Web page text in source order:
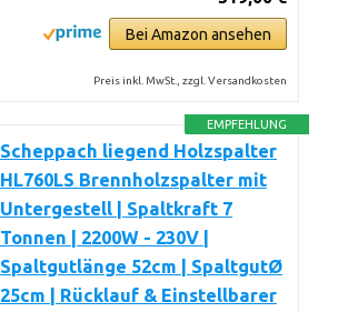
Bei Amazon ansehen
Preis inkl. MwSt., zzgl. Versandkosten
EMPFEHLUNG
Scheppach liegend Holzspalter
HL760LS Brennholzspalter mit
Untergestell | Spaltkraft 7
Tonnen | 2200W - 230V |
Spaltgutlänge 52cm | SpaltgutØ
25cm | Rücklauf & Einstellbarer